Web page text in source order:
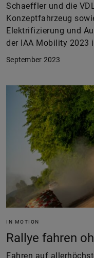
Schaeffler und die
Konzeptfahrzeug
Elektrifizierung und
der IAA Mobility 2023
September 2023
IN MOTION
Rallye fahren
Fahren auf